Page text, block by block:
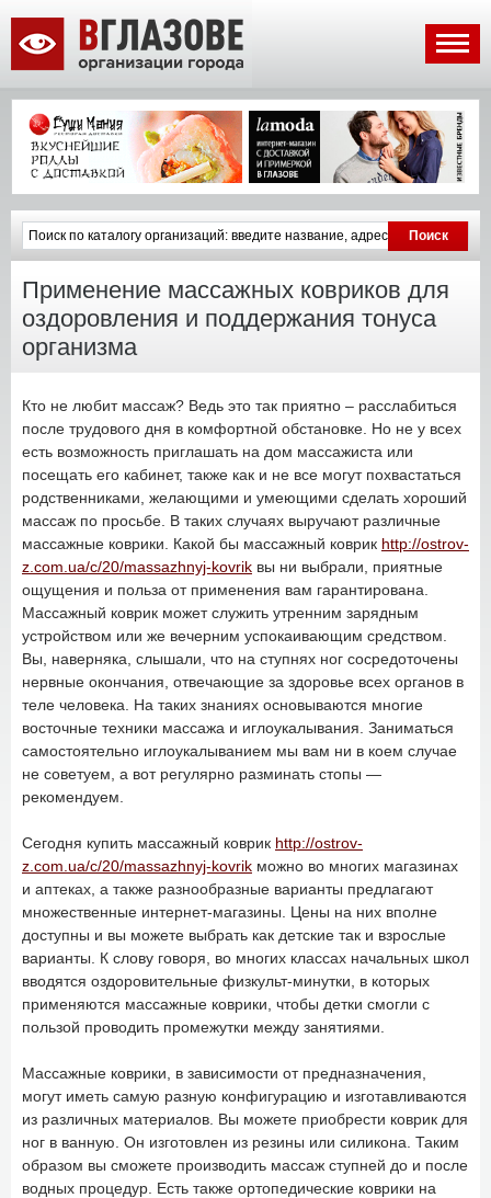
Применение массажных ковриков для
оздоровления и поддержания тонуса
организма
Кто не любит массаж? Ведь это так приятно – расслабиться
после трудового дня в комфортной обстановке. Но не у всех
есть возможность приглашать на дом массажиста или
посещать его кабинет, также как и не все могут похвастаться
родственниками, желающими и умеющими сделать хороший
массаж по просьбе. В таких случаях выручают различные
массажные коврики. Какой бы массажный коврик http://ostrov-
z.com.ua/c/20/massazhnyj-kovrik вы ни выбрали, приятные
ощущения и польза от применения вам гарантирована.
Массажный коврик может служить утренним зарядным
устройством или же вечерним успокаивающим средством.
Вы, наверняка, слышали, что на ступнях ног сосредоточены
нервные окончания, отвечающие за здоровье всех органов в
теле человека. На таких знаниях основываются многие
восточные техники массажа и иглоукалывания. Заниматься
самостоятельно иглоукалыванием мы вам ни в коем случае
не советуем, а вот регулярно разминать стопы —
рекомендуем.
Сегодня купить массажный коврик http://ostrov-
z.com.ua/c/20/massazhnyj-kovrik можно во многих магазинах
и аптеках, а также разнообразные варианты предлагают
множественные интернет-магазины. Цены на них вполне
доступны и вы можете выбрать как детские так и взрослые
варианты. К слову говоря, во многих классах начальных школ
вводятся оздоровительные физкульт-минутки, в которых
применяются массажные коврики, чтобы детки смогли с
пользой проводить промежутки между занятиями.
Массажные коврики, в зависимости от предназначения,
могут иметь самую разную конфигурацию и изготавливаются
из различных материалов. Вы можете приобрести коврик для
ног в ванную. Он изготовлен из резины или силикона. Таким
образом вы сможете производить массаж ступней до и после
водных процедур. Есть также ортопедические коврики на